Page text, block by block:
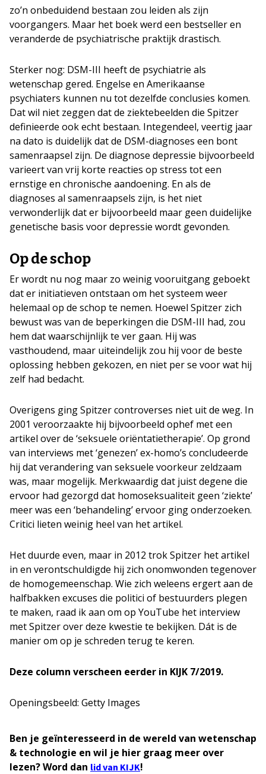
zo’n onbeduidend bestaan zou leiden als zijn
voorgangers. Maar het boek werd een bestseller en
veranderde de psychiatrische praktijk drastisch.
Sterker nog: DSM-III heeft de psychiatrie als
wetenschap gered. Engelse en Amerikaanse
psychiaters kunnen nu tot dezelfde conclusies komen.
Dat wil niet zeggen dat de ziektebeelden die Spitzer
definieerde ook echt bestaan. Integendeel, veertig jaar
na dato is duidelijk dat de DSM-diagnoses een bont
samenraapsel zijn. De diagnose depressie bijvoorbeeld
varieert van vrij korte reacties op stress tot een
ernstige en chronische aandoening. En als de
diagnoses al samenraapsels zijn, is het niet
verwonderlijk dat er bijvoorbeeld maar geen duidelijke
genetische basis voor depressie wordt gevonden.
Op de schop
Er wordt nu nog maar zo weinig vooruitgang geboekt
dat er initiatieven ontstaan om het systeem weer
helemaal op de schop te nemen. Hoewel Spitzer zich
bewust was van de beperkingen die DSM-III had, zou
hem dat waarschijnlijk te ver gaan. Hij was
vasthoudend, maar uiteindelijk zou hij voor de beste
oplossing hebben gekozen, en niet per se voor wat hij
zelf had bedacht.
Overigens ging Spitzer controverses niet uit de weg. In
2001 veroorzaakte hij bijvoorbeeld ophef met een
artikel over de ‘seksuele oriëntatietherapie’. Op grond
van interviews met ‘genezen’ ex-homo’s concludeerde
hij dat verandering van seksuele voorkeur zeldzaam
was, maar mogelijk. Merkwaardig dat juist degene die
ervoor had gezorgd dat homoseksualiteit geen ‘ziekte’
meer was een ‘behandeling’ ervoor ging onderzoeken.
Critici lieten weinig heel van het artikel.
Het duurde even, maar in 2012 trok Spitzer het artikel
in en verontschuldigde hij zich onomwonden tegenover
de homogemeenschap. Wie zich weleens ergert aan de
halfbakken excuses die politici of bestuurders plegen
te maken, raad ik aan om op YouTube het interview
met Spitzer over deze kwestie te bekijken. Dát is de
manier om op je schreden terug te keren.
Deze column verscheen eerder in KIJK 7/2019.
Openingsbeeld: Getty Images
Ben je geïnteresseerd in de wereld van wetenschap
& technologie en wil je hier graag meer over
lezen? Word dan lid van KIJK!